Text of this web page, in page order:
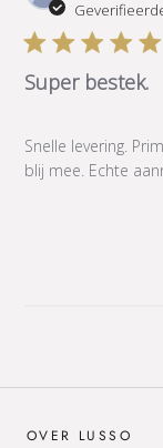
Super bestek.
Snelle levering.
blij mee. Echte
OVER LUSSO